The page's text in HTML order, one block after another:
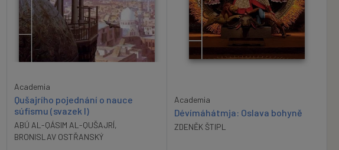
Academia
Qušajrího pojednání o nauce
súfismu (svazek I)
ABÚ AL-QÁSIM AL-QUŠAJRÍ,
BRONISLAV OSTŘANSKÝ
Academia
Dévímáhátmja: Oslava bohyně
ZDENĚK ŠTIPL